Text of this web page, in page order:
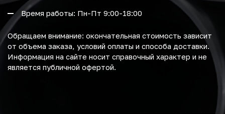
Время работы: Пн-Пт 9:00-18:00
Обращаем внимание: окончательная стоимость зависит
от объема заказа, условий оплаты и способа доставки.
Информация на сайте носит справочный характер и не
является публичной офертой.